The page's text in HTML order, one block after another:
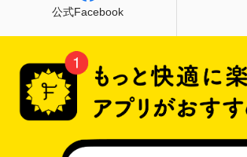
公式Facebook